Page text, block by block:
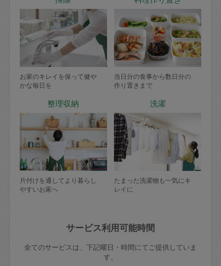
お家のキレイを保って健や
かな毎日を
当日分の食事から数日分の
作り置きまで
整理収納
片付けを通してより暮らし
やすいお家へ
洗濯
たまった洗濯物も一気にキ
レイに
サービス利用可能時間
全てのサービスは、下記曜日・時間にてご提供していま
す。